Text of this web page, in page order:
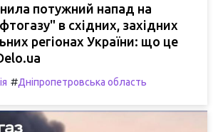
потужний напад на
в східних, західних
регіонах України: що це
#Дніпропетровська область